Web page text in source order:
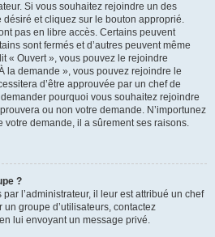
Si vous souhaitez rejoindre un des
et cliquez sur le bouton approprié.
pas en libre accès. Certains peuvent
sont fermés et d’autres peuvent même
« Ouvert », vous pouvez le rejoindre
la demande », vous pouvez rejoindre le
d’être approuvée par un chef de
pourquoi vous souhaitez rejoindre
ou non votre demande. N’importunez
votre demande, il a sûrement ses raisons.
?
l’administrateur, il leur est attribué un chef
groupe d’utilisateurs, contactez
lui envoyant un message privé.